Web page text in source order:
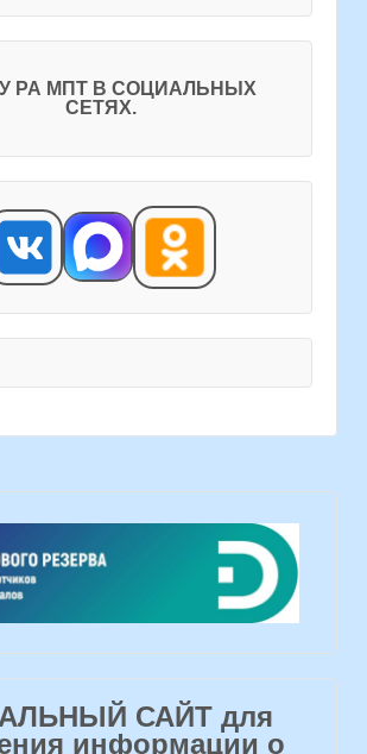
РА МПТ В СОЦИАЛЬНЫХ
СЕТЯХ.
САЙТ для
информации о